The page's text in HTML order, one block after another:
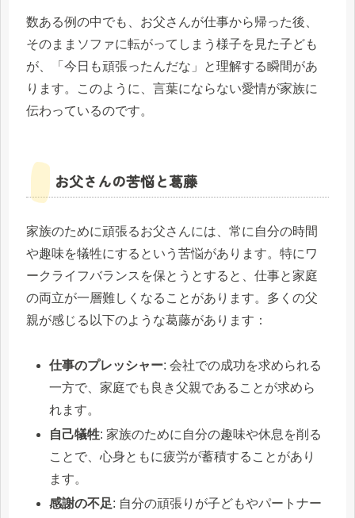
数ある例の中でも、お父さんが仕事から帰った後、
そのままソファに転がってしまう様子を見た子ども
が、「今日も頑張ったんだな」と理解する瞬間があ
ります。このように、言葉にならない愛情が家族に
伝わっているのです。
お父さんの苦悩と葛藤
家族のために頑張るお父さんには、常に自分の時間
や趣味を犠牲にするという苦悩があります。特にワ
ークライフバランスを保とうとすると、仕事と家庭
の両立が一層難しくなることがあります。多くの父
親が感じる以下のような葛藤があります：
仕事のプレッシャー: 会社での成功を求められる
一方で、家庭でも良き父親であることが求めら
れます。
自己犠牲: 家族のために自分の趣味や休息を削る
ことで、心身ともに疲労が蓄積することがあり
ます。
感謝の不足: 自分の頑張りが子どもやパートナー